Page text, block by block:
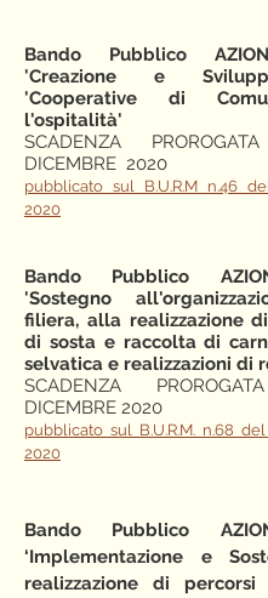
Bando Pubblico
'Creazione e
'Cooperative di
l'ospitalità'
SCADENZA
DICEMBRE 2020
pubblicato sul B.U.R.M n.46
2020
Bando Pubblico
'Sostegno
filiera, alla realizzazione
di sosta e raccolta di
selvatica e realizzazioni di
SCADENZA
DICEMBRE 2020
pubblicato sul B.U.R.M. n.68
2020
Bando Pubblico
‘Implementazione e
realizzazione di